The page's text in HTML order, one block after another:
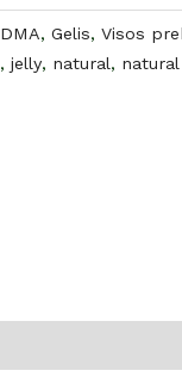
DMA, Gelis, Visos
, jelly, natural,